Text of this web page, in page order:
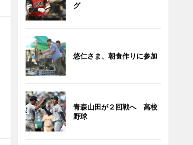
グ
悠仁さま、朝食作りに参加
青森山田が２回戦へ 高校
野球